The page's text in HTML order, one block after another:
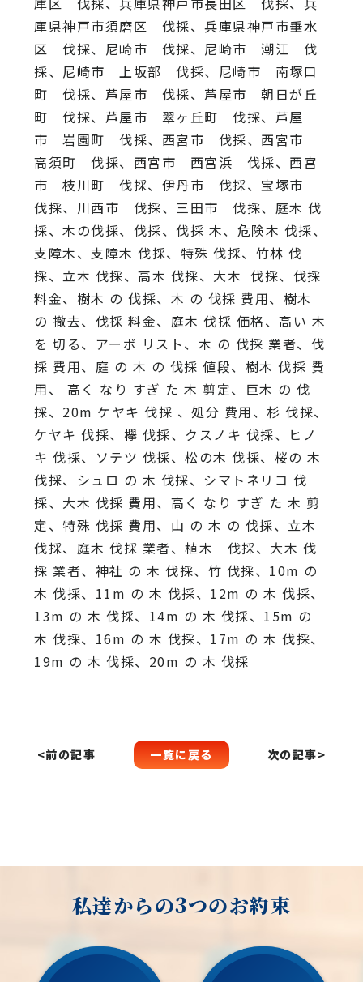
庫県神戸市須磨区 伐採、兵庫県神戸市垂水
区 伐採、尼崎市 伐採、尼崎市 潮江 伐
採、尼崎市 上坂部 伐採、尼崎市 南塚口
町 伐採、芦屋市 伐採、芦屋市 朝日が丘
町 伐採、芦屋市 翠ヶ丘町 伐採、芦屋
市 岩園町 伐採、西宮市 伐採、西宮市
高須町 伐採、西宮市 西宮浜 伐採、西宮
市 枝川町 伐採、伊丹市 伐採、宝塚市
伐採、川西市 伐採、三田市 伐採、庭木 伐
採、木の伐採、伐採、伐採 木、危険木 伐採、
支障木、支障木 伐採、特殊 伐採、竹林 伐
採、立木 伐採、高木 伐採、大木 伐採、伐採
料金、樹木 の 伐採、木 の 伐採 費用、樹木
の 撤去、伐採 料金、庭木 伐採 価格、高い 木
を 切る、アーボ リスト、木 の 伐採 業者、伐
採 費用、庭 の 木 の 伐採 値段、樹木 伐採 費
用、 高く なり すぎ た 木 剪定、巨木 の 伐
採、20m ケヤキ 伐採 、処分 費用、杉 伐採、
ケヤキ 伐採、欅 伐採、クスノキ 伐採、ヒノ
キ 伐採、ソテツ 伐採、松の木 伐採、桜の 木
伐採、シュロ の 木 伐採、シマトネリコ 伐
採、大木 伐採 費用、高く なり すぎ た 木 剪
定、特殊 伐採 費用、山 の 木 の 伐採、立木
伐採、庭木 伐採 業者、植木 伐採、大木 伐
採 業者、神社 の 木 伐採、竹 伐採、10m の
木 伐採、11m の 木 伐採、12m の 木 伐採、
13m の 木 伐採、14m の 木 伐採、15m の
木 伐採、16m の 木 伐採、17m の 木 伐採、
19m の 木 伐採、20m の 木 伐採
<前の記事 一覧に戻る 次の記事>
私達からの3つのお約束